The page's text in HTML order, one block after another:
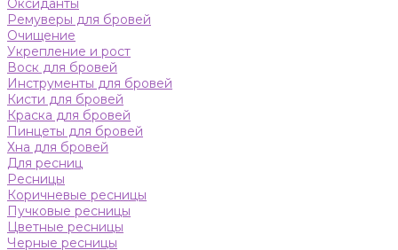
Оксиданты
Ремуверы для бровей
Очищение
Укрепление и рост
Воск для бровей
Инструменты для бровей
Кисти для бровей
Краска для бровей
Пинцеты для бровей
Хна для бровей
Для ресниц
Ресницы
Коричневые ресницы
Пучковые ресницы
Цветные ресницы
Черные ресницы